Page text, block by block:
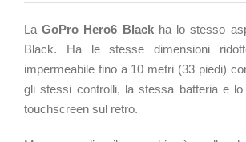
LaGoPro Hero6 Blackha lo stesso
Black. Ha le stesse dimensioni
impermeabile fino a 10 metri (33 piedi)
gli stessi controlli, la stessa batteria e
touchscreen sul retro.